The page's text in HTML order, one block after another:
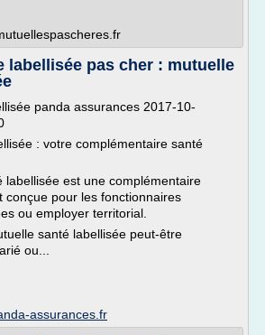
labellisée pas cher : mutuelle
panda assurances 2017-10-
: votre complémentaire santé
labellisée est une complémentaire
conçue pour les fonctionnaires
ou employer territorial.
santé labellisée peut-être
ou...
assurances.fr